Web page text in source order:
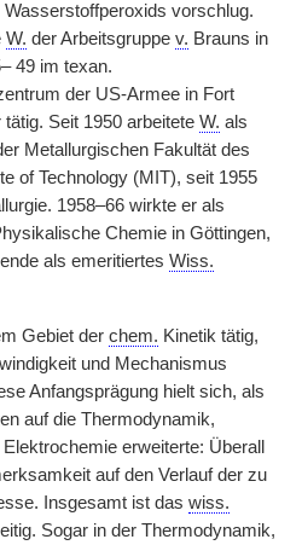
vorschlug.
W. der Arbeitsgruppe v. Brauns in
49 im texan.
der US-Armee in Fort
tätig. Seit 1950 arbeitete W. als
Metallurgischen Fakultät des
of Technology (MIT), seit 1955
1958–66 wirkte er als
Chemie in Göttingen,
als emeritiertes Wiss.
Gebiet der chem. Kinetik tätig,
und Mechanismus
Anfangsprägung hielt sich, als
auf die Thermodynamik,
erweiterte: Überall
auf den Verlauf der zu
Insgesamt ist das wiss.
Sogar in der Thermodynamik,